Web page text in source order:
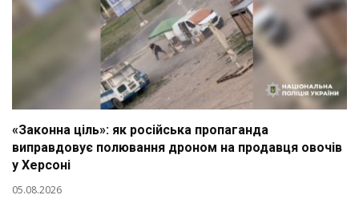
«Законна ціль»: як російська пропаганда
виправдовує полювання дроном на продавця овочів
у Херсоні
05.08.2026